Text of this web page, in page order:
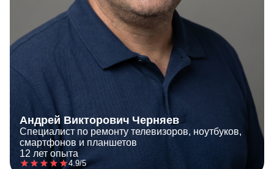
Андрей Викторович Черняев
Специалист по ремонту телевизоров, ноутбуков,
смартфонов и планшетов
12 лет опыта
4.9/5